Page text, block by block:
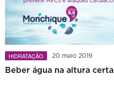
HIDRATAÇÃO 20 maio 2019
Beber água na altura certa